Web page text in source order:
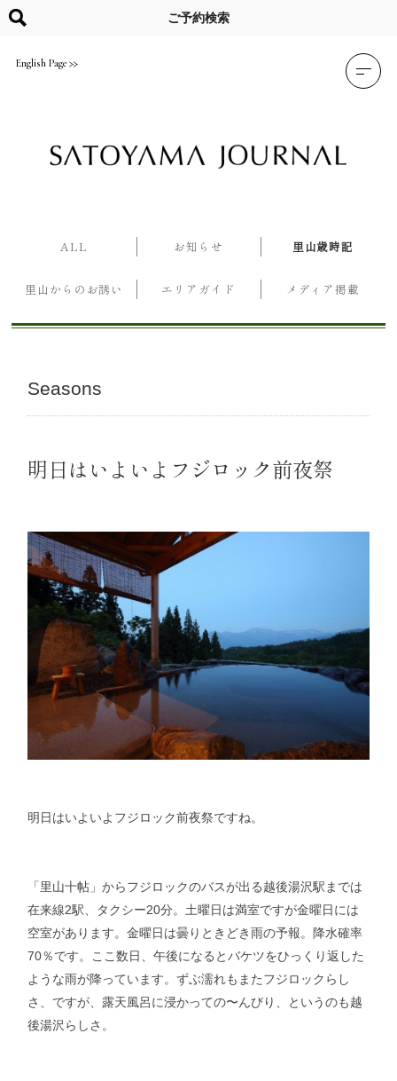
content
English Page
ご予約検索
ALL お知らせ 里山歳時記
里山からのお誘い エリアガイド メディア掲載
Seasons
明日はいよいよフジロック前夜祭
明日はいよいよフジロック前夜祭ですね。
「里山十帖」からフジロックのバスが出る越後湯沢駅までは
在来線2駅、タクシー20分。土曜日は満室ですが金曜日には
空室があります。金曜日は曇りときどき雨の予報。降水確率
70％です。ここ数日、午後になるとバケツをひっくり返した
ような雨が降っています。ずぶ濡れもまたフジロックらし
さ、ですが、露天風呂に浸かっての〜んびり、というのも越
後湯沢らしさ。